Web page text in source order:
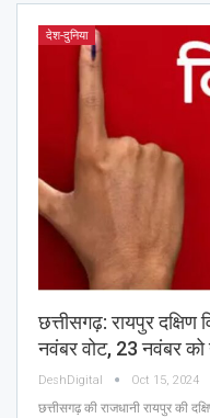
देश-दुनिया
छत्तीसगढ़: रायपुर
नवंबर वोट, 23 नवंबर
DeshDigital Oct 15, 2024
छत्तीसगढ़ की राजधानी रायपुर की